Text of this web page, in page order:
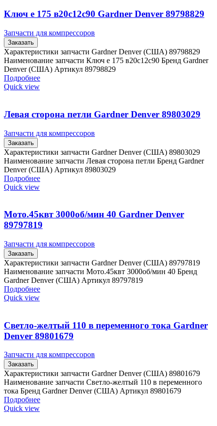
Ключ е 175 в20с12с90 Gardner Denver 89798829
Запчасти для компрессоров
Заказать
Характеристики запчасти Gardner Denver (США) 89798829
Наименование запчасти Ключ е 175 в20с12с90 Бренд Gardner
Denver (США) Артикул 89798829
Подробнее
Quick view
Левая сторона петли Gardner Denver 89803029
Запчасти для компрессоров
Заказать
Характеристики запчасти Gardner Denver (США) 89803029
Наименование запчасти Левая сторона петли Бренд Gardner
Denver (США) Артикул 89803029
Подробнее
Quick view
Мото.45квт 3000об/мин 40 Gardner Denver
89797819
Запчасти для компрессоров
Заказать
Характеристики запчасти Gardner Denver (США) 89797819
Наименование запчасти Мото.45квт 3000об/мин 40 Бренд
Gardner Denver (США) Артикул 89797819
Подробнее
Quick view
Светло-желтый 110 в переменного тока Gardner
Denver 89801679
Запчасти для компрессоров
Заказать
Характеристики запчасти Gardner Denver (США) 89801679
Наименование запчасти Светло-желтый 110 в переменного
тока Бренд Gardner Denver (США) Артикул 89801679
Подробнее
Quick view